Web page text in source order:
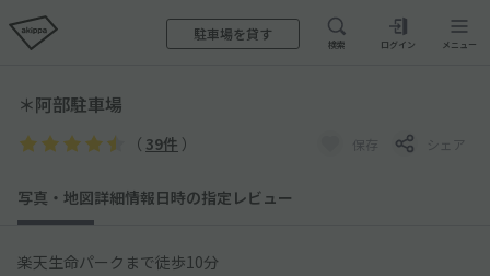
駐車場を貸す
検索 ログイン メニュー
＊阿部駐車場
（ 39件 ） 保存 シェア
写真・地図詳細情報日時の指定 レビュー
楽天生命パークまで徒歩10分